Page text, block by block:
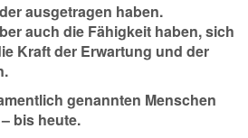
ausgetragen haben.
auch die Fähigkeit haben, sich
Kraft der Erwartung und der
genannten Menschen
bis heute.